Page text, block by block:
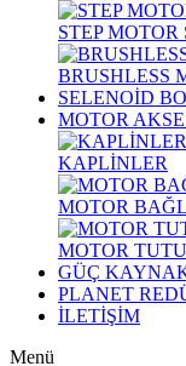
STEP
BRUSHLESS
SELENOİD
MOTOR
KAPLİNLER
MOTOR
MOTOR
GÜÇ
PLANET
İLETİŞİM
Menü